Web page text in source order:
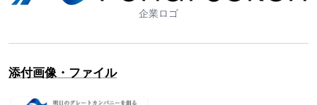
企業ロゴ
添付画像・ファイル